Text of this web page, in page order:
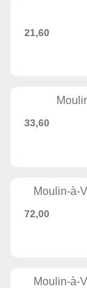
21,60
33,60
Moulin-à-
72,00
Moulin-à-